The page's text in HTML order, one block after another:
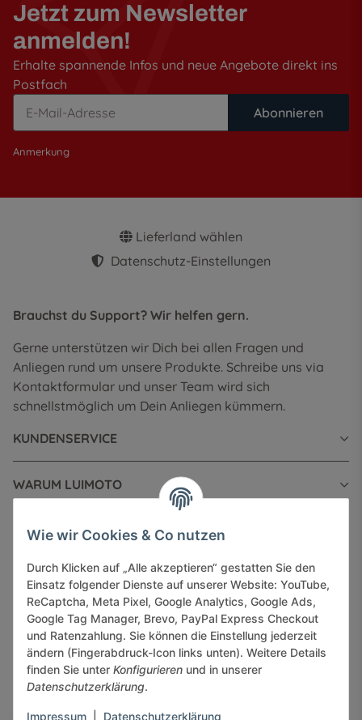
Jetzt zum Newsletter
anmelden!
Erhalte spannende Infos und neue Angebote direkt ins
Postfach
Abonnieren
Anmerkung
Lieferland wählen
Datenschutz-Einstellungen
Brauchst du Support? Wir helfen gern.
Gerne unterstützen wir Dich bei allen Fragen und
Anliegen rund um unsere Produkte. Schreibe uns via
Kontaktformular und unser Team wird sich
schnellstmöglich um Dein Anliegen kümmern.
KUNDENSERVICE
WARUM LUIMOTO
INFORMATIONEN
GESETZLICHE INFORMATIONEN
Sicher bezahlen via:
Wie wir Cookies & Co nutzen
Durch Klicken auf „Alle akzeptieren“ gestatten Sie den
Einsatz folgender Dienste auf unserer Website: YouTube,
ReCaptcha, Meta Pixel, Google Analytics, Google Ads,
Google Tag Manager, Brevo, PayPal Express Checkout
und Ratenzahlung. Sie können die Einstellung jederzeit
ändern (Fingerabdruck-Icon links unten). Weitere Details
finden Sie unter Konfigurieren und in unserer
Datenschutzerklärung.
Impressum Datenschutzerklärung